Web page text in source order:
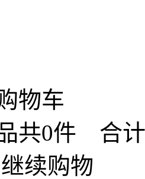
物车
共0件 合
继续购物